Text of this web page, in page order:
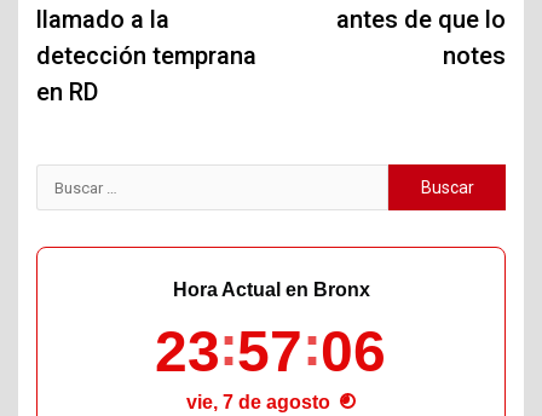
llamado a la
detección temprana
en RD
antes de que lo
notes
Buscar:
Hora Actual en Bronx
23 57 07
vie, 7 de agosto